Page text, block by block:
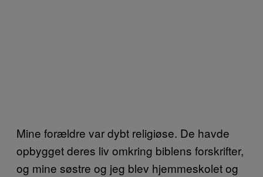
Mine forældre var dybt religiøse. De havde
opbygget deres liv omkring biblens forskrifter,
og mine søstre og jeg blev hjemmeskolet og